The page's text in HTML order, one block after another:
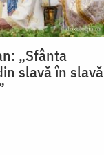
„Sfânta
slavă în slavă